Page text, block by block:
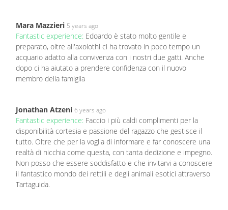
Mara Mazzieri 5 years ago
Fantastic experience: Edoardo è stato molto gentile e
preparato, oltre all'axolothl ci ha trovato in poco tempo un
acquario adatto alla convivenza con i nostri due gatti. Anche
dopo ci ha aiutato a prendere confidenza con il nuovo
membro della famiglia
Jonathan Atzeni 6 years ago
Fantastic experience: Faccio i più caldi complimenti per la
disponibilità cortesia e passione del ragazzo che gestisce il
tutto. Oltre che per la voglia di informare e far conoscere una
realtà di nicchia come questa, con tanta dedizione e impegno.
Non posso che essere soddisfatto e che invitarvi a conoscere
il fantastico mondo dei rettili e degli animali esotici attraverso
Tartaguida.